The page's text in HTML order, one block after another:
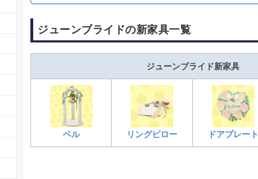
ジューンブライドの新家具一覧
ジューンブライド新家具
ベル リングピロー ドアプレート